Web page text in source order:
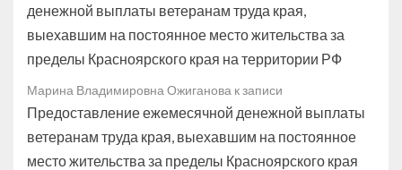
денежной выплаты ветеранам труда края,
выехавшим на постоянное место жительства за
пределы Красноярского края на территории РФ
Марина Владимировна Ожиганова к записи
Предоставление ежемесячной денежной выплаты
ветеранам труда края, выехавшим на постоянное
место жительства за пределы Красноярского края